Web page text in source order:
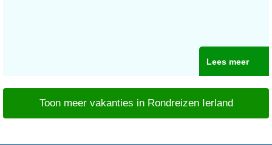
Lees meer
Toon meer vakanties in Rondreizen Ierland